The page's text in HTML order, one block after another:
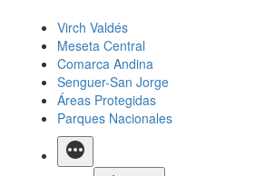
Virch Valdés
Meseta Central
Comarca Andina
Senguer-San Jorge
Áreas Protegidas
Parques Nacionales
Más